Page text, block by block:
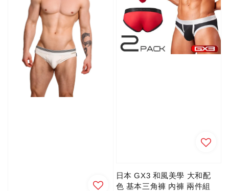
日本 GX3 和風美學 大和配
色 基本三角褲 內褲 兩件組